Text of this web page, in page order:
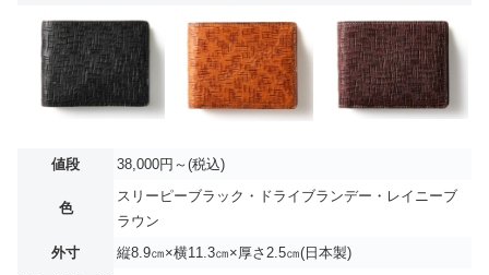
値段 38,000円～(税込)
色
スリーピーブラック・ドライブランデー・レイニーブ
ラウン
外寸
縦8.9㎝×横11.3㎝×厚さ2.5㎝(日本製)